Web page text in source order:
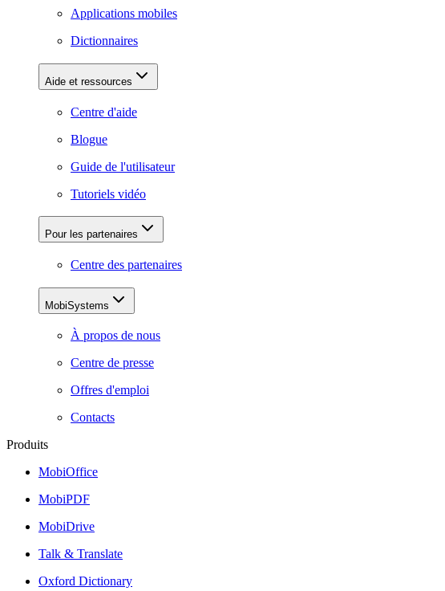
Applications mobiles
Dictionnaires
Aide et ressources
Centre d'aide
Blogue
Guide de l'utilisateur
Tutoriels vidéo
Pour les partenaires
Centre des partenaires
MobiSystems
À propos de nous
Centre de presse
Offres d'emploi
Contacts
Produits
MobiOffice
MobiPDF
MobiDrive
Talk & Translate
Oxford Dictionary